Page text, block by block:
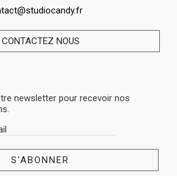
CONTACTEZ NOUS
newsletter pour recevoir nos